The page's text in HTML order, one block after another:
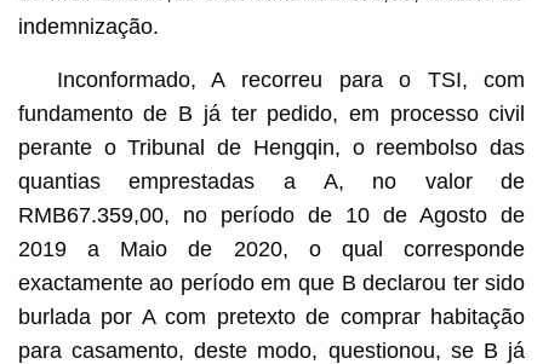
indemnização.
Inconformado, A recorreu para o TSI, com
fundamento de B já ter pedido, em processo civil
perante o Tribunal de Hengqin, o reembolso das
quantias emprestadas a A, no valor de
RMB67.359,00, no período de 10 de Agosto de
2019 a Maio de 2020, o qual corresponde
exactamente ao período em que B declarou ter sido
burlada por A com pretexto de comprar habitação
para casamento, deste modo, questionou, se B já